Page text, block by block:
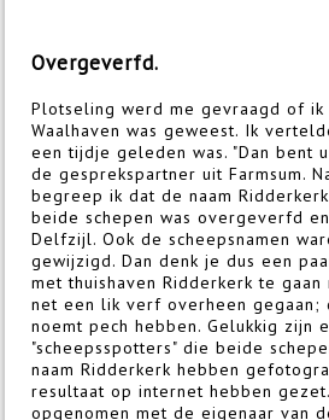
Overgeverfd.
Plotseling werd me gevraagd of
Waalhaven was geweest. Ik
een tijdje geleden was. "Dan bent
de gesprekspartner uit Farmsum.
begreep ik dat de naam
beide schepen was overgeverfd
Delfzijl. Ook de scheepsnamen
gewijzigd. Dan denk je dus een
met thuishaven Ridderkerk te gaan
net een lik verf overheen gegaan;
noemt pech hebben. Gelukkig zijn
"scheepsspotters" die beide
naam Ridderkerk hebben
resultaat op internet hebben
opgenomen met de eigenaar van